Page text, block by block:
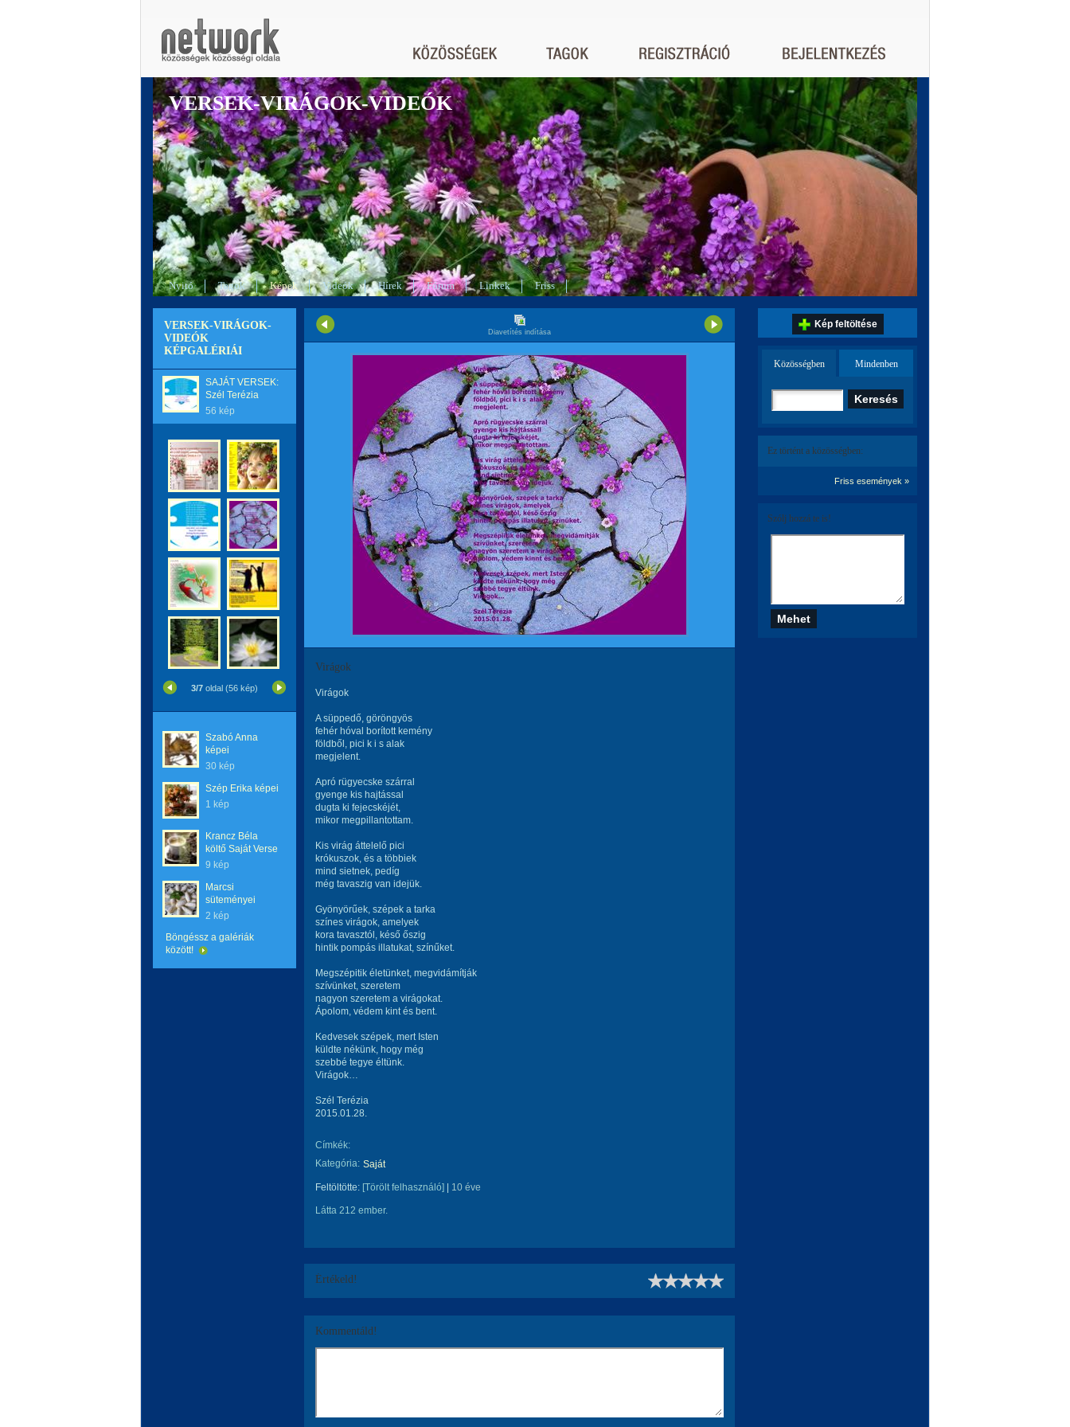
VERSEK-VIRÁGOK-VIDEÓK
Nyitó Tagok Képek Videók Hírek Fórum Linkek Friss
VERSEK-VIRÁGOK-
VIDEÓK
KÉPGALÉRIÁI
SAJÁT VERSEK:
Szél Terézia
56 kép
3/7 oldal (56 kép)
Szabó Anna
képei
30 kép
Szép Erika képei
1 kép
Krancz Béla
költő Saját Verse
9 kép
Marcsi
süteményei
2 kép
Böngéssz a galériák
között!
Diavetítés indítása
Virágok
Virágok
A süppedő, göröngyös
fehér hóval borított kemény
földből, pici k i s alak
megjelent.
Apró rügyecske szárral
gyenge kis hajtással
dugta ki fejecskéjét,
mikor megpillantottam.
Kis virág áttelelő pici
krókuszok, és a többiek
mind sietnek, pedíg
még tavaszig van idejük.
Gyönyörűek, szépek a tarka
színes virágok, amelyek
kora tavasztól, késő őszig
hintik pompás illatukat, színűket.
Megszépitik életünket, megvidámítják
szívünket, szeretem
nagyon szeretem a virágokat.
Ápolom, védem kint és bent.
Kedvesek szépek, mert Isten
küldte nékünk, hogy még
szebbé tegye éltünk.
Virágok…
Szél Terézia
2015.01.28.
Címkék:
Kategória: Saját
Feltöltötte: [Törölt felhasználó] 10 éve
Látta 212 ember.
Értékeld!
Kommentáld!
Kép feltöltése
Közösségben Mindenben
Ez történt a közösségben:
Friss események »
Szólj hozzá te is!